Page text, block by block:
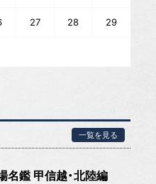
27 28 29
一覧を見る
名鑑 甲信越・北陸編